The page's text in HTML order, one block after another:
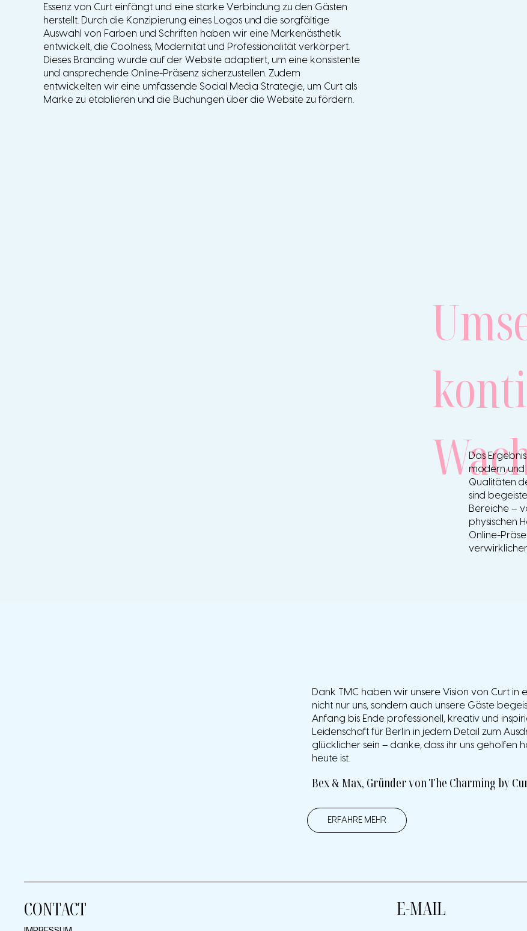
Dank TMC haben wir unsere Vision von Curt
nicht nur uns, sondern auch unsere Gäste
Anfang bis Ende professionell, kreativ und
Leidenschaft für Berlin in jedem Detail zum
glücklicher sein – danke, dass ihr uns geholfen
heute ist.
Bex & Max, Gründer von The Charming by
ERFAHRE MEHR
Essenz von Curt einfängt und eine starke Verbindung zu den Gästen
herstellt. Durch die Konzipierung eines Logos und die sorgfältige
Auswahl von Farben und Schriften haben wir eine Markenästhetik
entwickelt, die Coolness, Modernität und Professionalität verkörpert.
Dieses Branding wurde auf der Website adaptiert, um eine konsistente
und ansprechende Online-Präsenz sicherzustellen. Zudem
entwickelten wir eine umfassende Social Media Strategie, um Curt als
Marke zu etablieren und die Buchungen über die Website zu fördern.
Das
modern und
Qualitäten
sind
Bereiche –
physischen
Online-
CONTACT E-MAIL